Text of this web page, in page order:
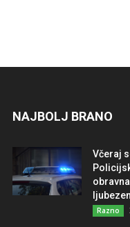
NAJBOLJ BRANO
Včeraj
Razno